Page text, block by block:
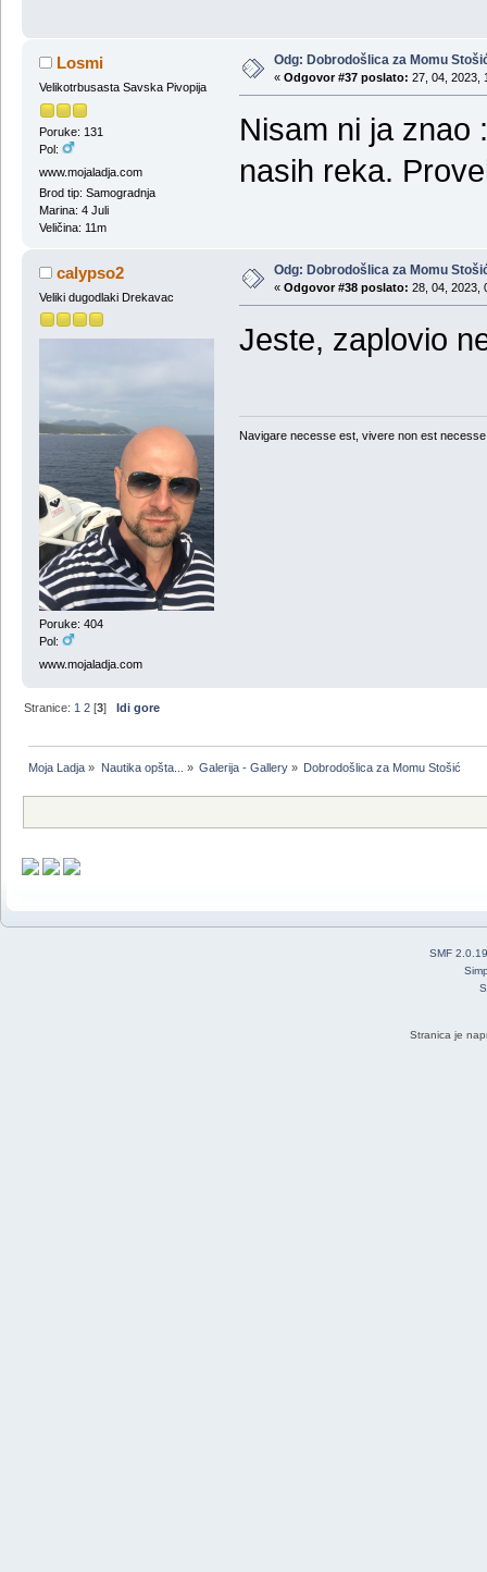
Losmi
Velikotrbusasta Savska Pivopija
Poruke: 131
Pol:
www.mojaladja.com
Brod tip: Samogradnja
Marina: 4 Juli
Veličina: 11m
Odg: Dobrodošlica za Momu
« Odgovor #37 poslato: 27, 04, 2023,
Nisam ni ja znao
nasih reka.
calypso2
Veliki dugodlaki Drekavac
Poruke: 404
Pol:
www.mojaladja.com
Odg: Dobrodošlica za Momu
« Odgovor #38 poslato: 28, 04, 2023,
Jeste, zaplovio
Navigare necesse est, vivere non est necesse
Stranice: 1 2 [3]Idi gore
Moja Ladja » Nautika opšta... » Galerija - Gallery» Dobrodošlica za Momu Stošić
SMF 2.0.19
Stranica je